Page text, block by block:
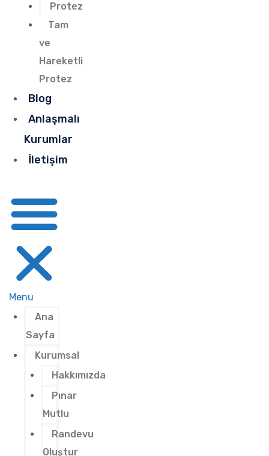
Protez
Tam
ve
Hareketli
Protez
Blog
Anlaşmalı
Kurumlar
İletişim
Menu
Ana
Sayfa
Kurumsal
Hakkımızda
Pınar
Mutlu
Randevu
Oluştur